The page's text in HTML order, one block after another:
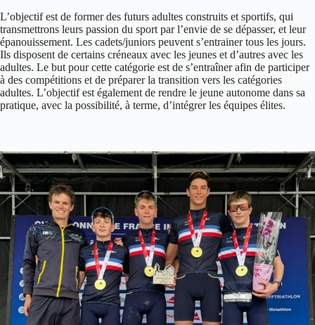
L’objectif est de former des futurs adultes construits et sportifs, qui
transmettrons leurs passion du sport par l’envie de se dépasser, et leur
épanouissement. Les cadets/juniors peuvent s’entrainer tous les jours.
Ils disposent de certains créneaux avec les jeunes et d’autres avec les
adultes. Le but pour cette catégorie est de s’entraîner afin de participer
à des compétitions et de préparer la transition vers les catégories
adultes. L’objectif est également de rendre le jeune autonome dans sa
pratique, avec la possibilité, à terme, d’intégrer les équipes élites.